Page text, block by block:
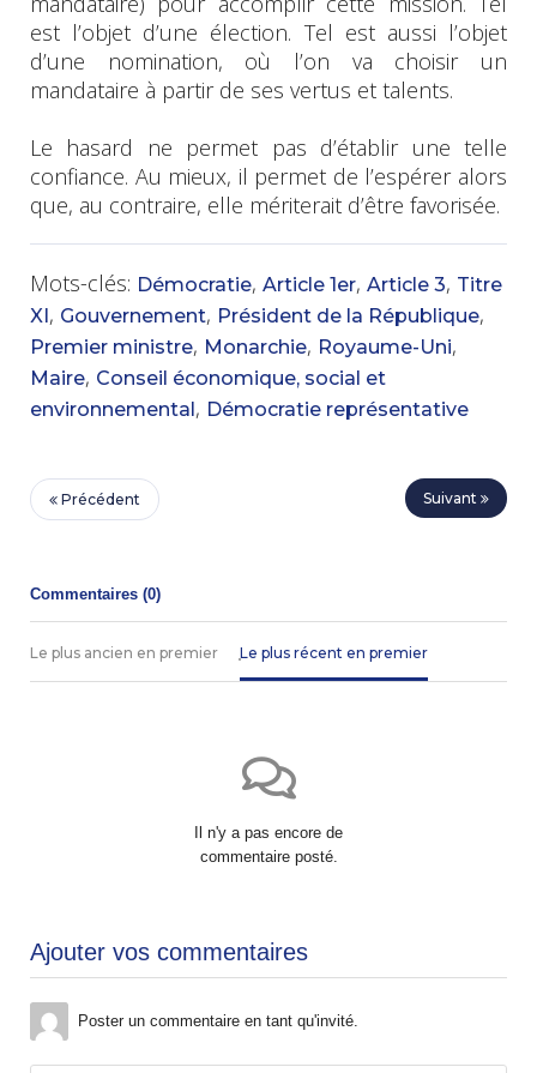
est l’objet d’une élection. Tel est aussi l’objet
d’une nomination, où l’on va choisir un
mandataire à partir de ses vertus et talents.
Le hasard ne permet pas d’établir une telle
confiance. Au mieux, il permet de l’espérer alors
que, au contraire, elle mériterait d’être favorisée.
Mots-clés: Démocratie, Article 1er, Article 3, Titre
XI, Gouvernement, Président de la République,
Premier ministre, Monarchie, Royaume-Uni,
Maire, Conseil économique, social et
environnemental, Démocratie représentative
Précédent Suivant
Commentaires (0)
Le plus ancien en premier Le plus récent en premier
Il n'y a pas encore de
commentaire posté.
Ajouter vos commentaires
Poster un commentaire en tant qu'invité.